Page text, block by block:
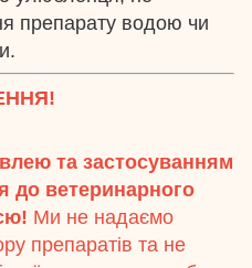
препарату водою чи
та застосуванням
до ветеринарного
Ми не надаємо
препаратів та не